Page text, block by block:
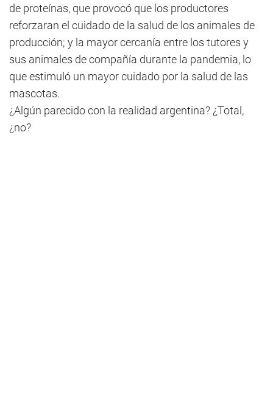
de proteínas, que provocó que los productores
reforzaran el cuidado de la salud de los animales de
producción; y la mayor cercanía entre los tutores y
sus animales de compañía durante la pandemia, lo
que estimuló un mayor cuidado por la salud de las
mascotas.
¿Algún parecido con la realidad argentina? ¿Total,
¿no?